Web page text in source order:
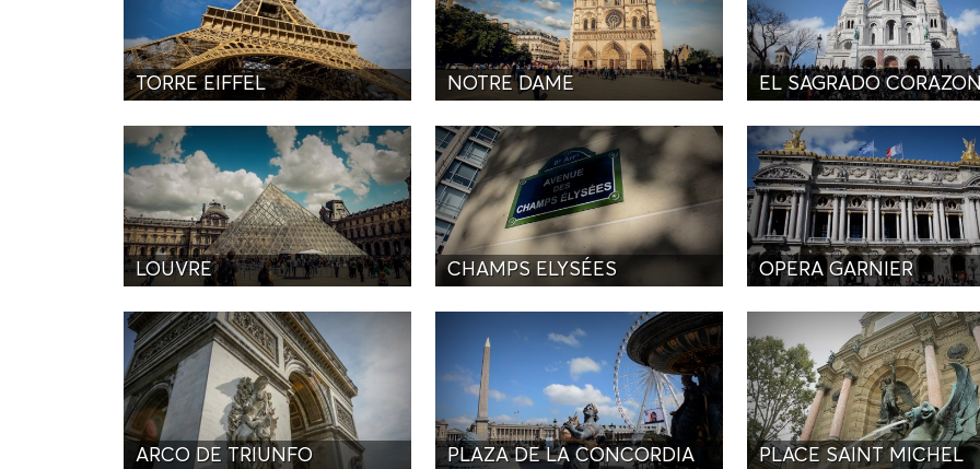
TORRE EIFFEL NOTRE DAME EL SAGRADO CORAZON
LOUVRE CHAMPS ELYSÉES OPERA GARNIER
ARCO DE TRIUNFO PLAZA DE LA CONCORDIA PLACE SAINT MICHEL